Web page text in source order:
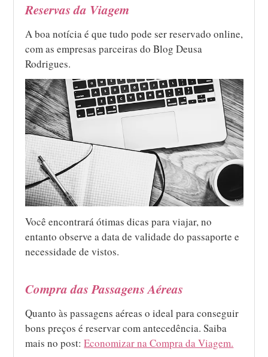
Reservas da Viagem
A boa notícia é que tudo pode ser reservado online,
com as empresas parceiras do Blog Deusa
Rodrigues.
Você encontrará ótimas dicas para viajar, no
entanto observe a data de validade do passaporte e
necessidade de vistos.
Compra das Passagens Aéreas
Quanto às passagens aéreas o ideal para conseguir
bons preços é reservar com antecedência. Saiba
mais no post:Economizar na Compra da Viagem.